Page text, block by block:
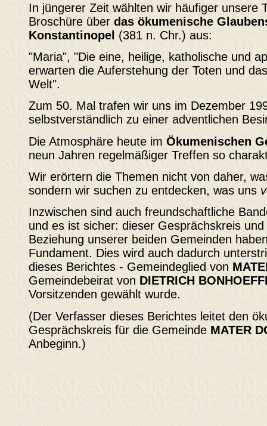
In jüngerer Zeit wählten wir häufiger unsere
Broschüre über das ökumenische
Konstantinopel (381 n. Chr.) aus:
"Maria", "Die eine, heilige, katholische und
erwarten die Auferstehung der Toten und
Welt".
Zum 50. Mal trafen wir uns im Dezember
selbstverständlich zu einer adventlichen
Die Atmosphäre heute im Ökumenischen
neun Jahren regelmäßiger Treffen so
Wir erörtern die Themen nicht von daher,
sondern wir suchen zu entdecken, was uns
Inzwischen sind auch freundschaftliche
und es ist sicher: dieser Gesprächskreis
Beziehung unserer beiden Gemeinden
Fundament. Dies wird auch dadurch
dieses Berichtes - Gemeindeglied von
Gemeindebeirat von DIETRICH
Vorsitzenden gewählt wurde.
(Der Verfasser dieses Berichtes leitet den
Gesprächskreis für die Gemeinde MATER
Anbeginn.)